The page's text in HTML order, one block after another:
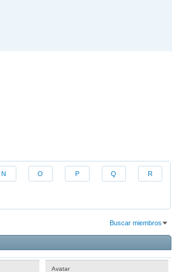
N O P Q R
Buscar miembros
Avatar